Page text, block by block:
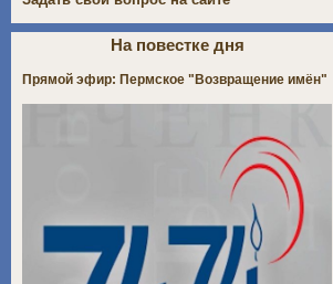
На повестке дня
Прямой эфир: Пермское "Возвращение имён"